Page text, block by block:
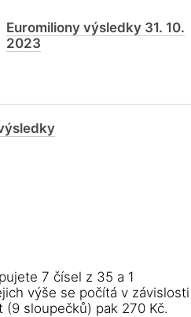
Euromiliony výsledky 31. 10.
2023
7 čísel z 35 a 1
výše se počítá v závislosti
sloupečků) pak 270 Kč.